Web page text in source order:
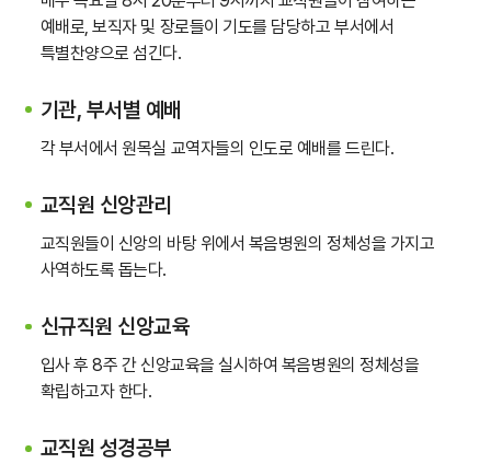
예배로,보직자 및 장로들이 기도를 담당하고 부서에서
특별찬양으로 섬긴다.
기관, 부서별 예배
각 부서에서 원목실 교역자들의 인도로 예배를 드린다.
교직원 신앙관리
교직원들이 신앙의 바탕 위에서 복음병원의 정체성을 가지고
사역하도록 돕는다.
신규직원 신앙교육
입사 후 8주 간 신앙교육을 실시하여 복음병원의 정체성을
확립하고자 한다.
교직원 성경공부